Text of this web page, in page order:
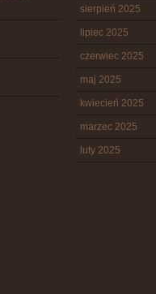
sierpień 2025
lipiec 2025
czerwiec 2025
maj 2025
kwiecień 2025
marzec 2025
luty 2025